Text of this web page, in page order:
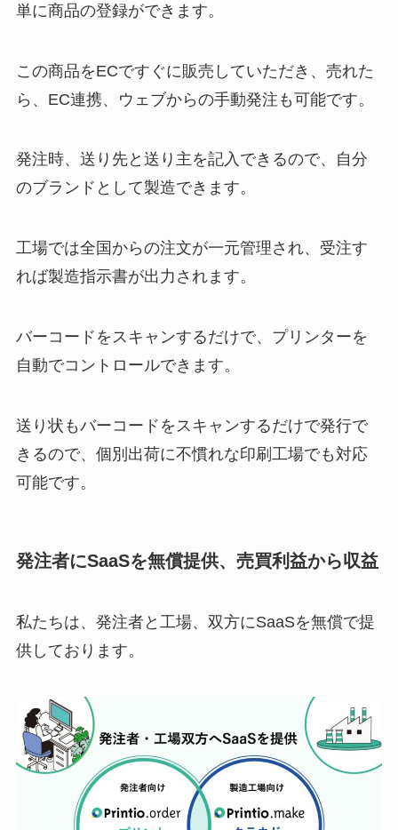
単に商品の登録ができます。
この商品をECですぐに販売していただき、売れた
ら、EC連携、ウェブからの手動発注も可能です。
発注時、送り先と送り主を記入できるので、自分
のブランドとして製造できます。
工場では全国からの注文が一元管理され、受注す
れば製造指示書が出力されます。
バーコードをスキャンするだけで、プリンターを
自動でコントロールできます。
送り状もバーコードをスキャンするだけで発行で
きるので、個別出荷に不慣れな印刷工場でも対応
可能です。
発注者にSaaSを無償提供、売買利益から収益
私たちは、発注者と工場、双方にSaaSを無償で提
供しております。